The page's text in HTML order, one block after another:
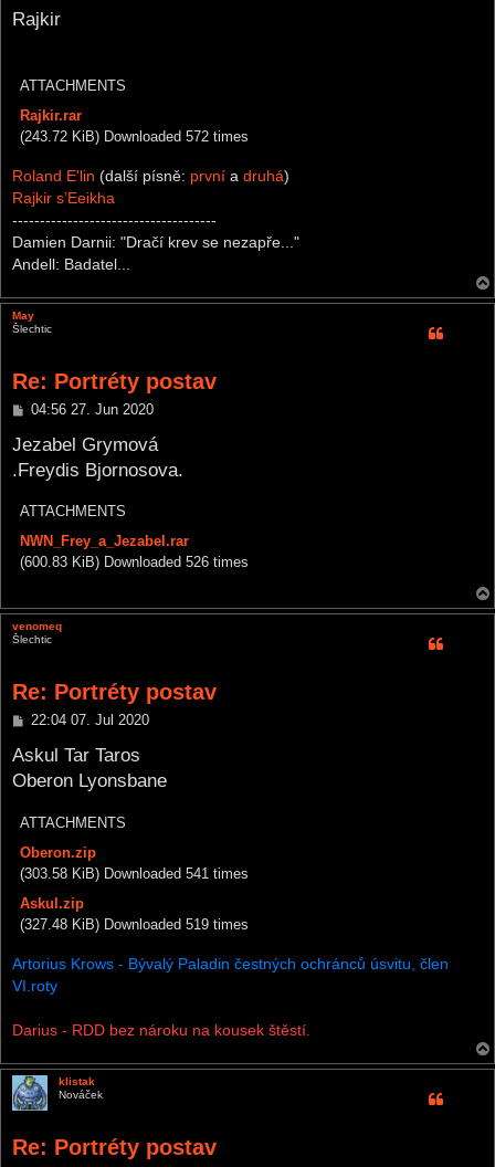
s
Rajkir
ATTACHMENTS
Rajkir.rar
(243.72 KiB) Downloaded 572 times
Roland E'lin (další písně: první a druhá)
Rajkir s’Eeikha
-------------------------------------
Damien Darnii: "Dračí krev se nezapře..."
Andell: Badatel...
May
Šlechtic
Re: Portréty postav
P
s
04:56 27. Jun 2020
Jezabel Grymová
.Freydis Bjornosova.
ATTACHMENTS
NWN_Frey_a_Jezabel.rar
(600.83 KiB) Downloaded 526 times
venomeq
Šlechtic
Re: Portréty postav
P
s
22:04 07. Jul 2020
Askul Tar Taros
Oberon Lyonsbane
ATTACHMENTS
Oberon.zip
(303.58 KiB) Downloaded 541 times
Askul.zip
(327.48 KiB) Downloaded 519 times
Artorius Krows - Bývalý Paladin čestných ochránců úsvitu, člen
VI.roty
Darius - RDD bez nároku na kousek štěstí.
klistak
Nováček
Re: Portréty postav